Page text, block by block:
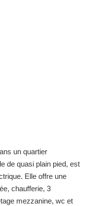
un quartier
de quasi plain pied, est
Elle offre une
chaufferie, 3
mezzanine, wc et